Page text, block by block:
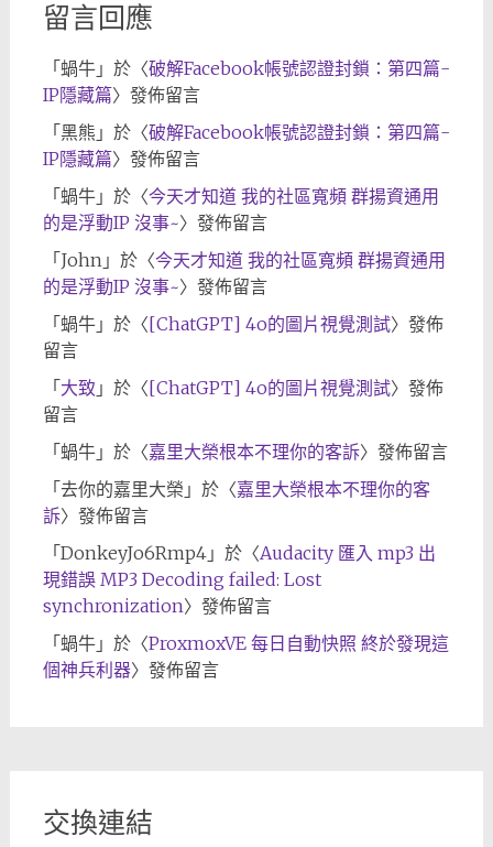
留言回應
「蝸牛」於〈破解Facebook帳號認證封鎖：第四篇-
IP隱藏篇〉發佈留言
「黑熊 」於〈破解Facebook帳號認證封鎖：第四篇-
IP隱藏篇〉發佈留言
「蝸牛」於〈今天才知道 我的社區寬頻 群揚資通用
的是浮動IP 沒事~〉發佈留言
「John 」於〈今天才知道 我的社區寬頻 群揚資通用
的是浮動IP 沒事~〉發佈留言
「蝸牛」於〈[ChatGPT] 4o的圖片視覺測試〉發佈
留言
「大致 」於〈[ChatGPT] 4o的圖片視覺測試〉發佈
留言
「蝸牛」於〈嘉里大榮根本不理你的客訴〉發佈留言
「去你的嘉里大榮 」於〈嘉里大榮根本不理你的客
訴〉發佈留言
「DonkeyJo6Rmp4」於〈Audacity 匯入 mp3 出
現錯誤 MP3 Decoding failed: Lost
synchronization〉發佈留言
「蝸牛」於〈ProxmoxVE 每日自動快照 終於發現這
個神兵利器〉發佈留言
交換連結